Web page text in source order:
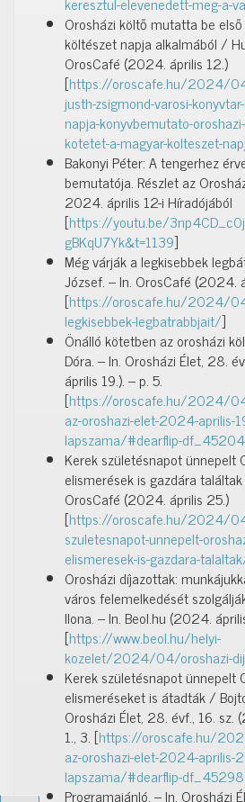
Orosházi költő mutatta be
költészet napja alkalmából /
OrosCafé (2024. április 12.)
[https://oroscafe.hu/2024/
justh-zsigmond-varosi-
napja-konyvbemutato-
kotetet-a-magyar-kolteszet-
Bakonyi Péter: A tengerhez
bemutatója. Részlet az
2024. április 12-i Híradójából
[https://youtu.be/
gBKqU7Yk&t=1139]
Még várják a legkisebbek
József. – In. OrosCafé (2024.
[https://oroscafe.hu/2024/
legkisebbek-legbatrabbjait/]
Önálló kötetben az orosházi
Dóra. – In. Orosházi Élet, 28.
április 19.). – p. 5.
[https://oroscafe.hu/2024/
az-oroshazi-elet-2024-aprilis-
lapszama/#dearflip-
Kerek születésnapot ünnepelt
elismerések is gazdára
OrosCafé (2024. április 25.)
[https://oroscafe.hu/2024/
szuletesnapot-unnepelt-
elismeresek-is-gazdara-
Orosházi díjazottak:
város felemelkedését
Ilona. – In. Beol.hu (2024.
[https://www.beol.hu/helyi-
kozelet/2024/04/oroshazi-
Kerek születésnapot ünnepelt
elismeréseket is átadták /
Orosházi Élet, 28. évf., 16. sz.
1., 3. [https://oroscafe.hu/
az-oroshazi-elet-2024-aprilis-
lapszama/#dearflip-
Programajánló. – In. Orosházi